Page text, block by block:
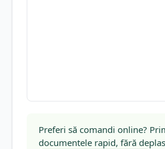
Preferi să comandi online?
documentele rapid, fără